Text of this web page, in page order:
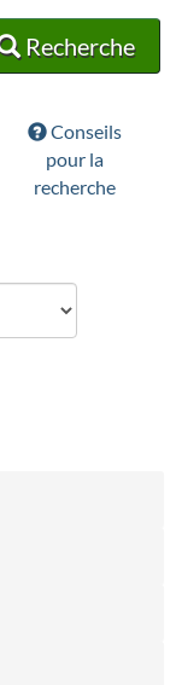
Recherche
Conseils
pour la
recherche